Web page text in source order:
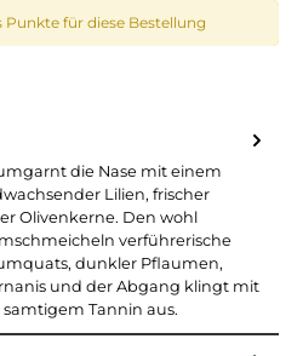
Punkte für diese Bestellung
die Nase mit einem
Lilien, frischer
Olivenkerne. Den wohl
verführerische
dunkler Pflaumen,
und der Abgang klingt mit
Tannin aus.